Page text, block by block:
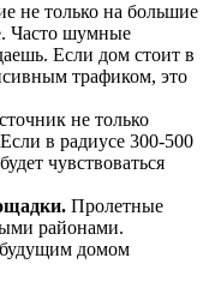
не только на большие
Часто шумные
Если дом стоит в
трафиком, это
не только
в радиусе 300-500
чувствоваться
Пролетные
районами.
будущим домом